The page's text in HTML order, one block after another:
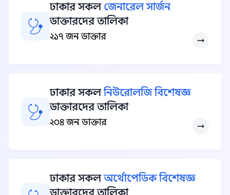
ঢাকার সকল জেনারেল সার্জন
ডাক্তারদের তালিকা
২১৭ জন ডাক্তার
ঢাকার সকলনিউরোলজি বিশেষজ্ঞ
ডাক্তারদের তালিকা
২০৪ জন ডাক্তার
ঢাকার সকলঅর্থোপেডিক বিশেষজ্ঞ